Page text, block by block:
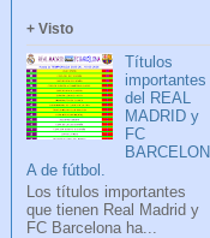
+ Visto
Títulos
importantes
del REAL
MADRID y
FC
BARCELON
A de fútbol.
Los títulos importantes
que tienen Real Madrid y
FC Barcelona ha...